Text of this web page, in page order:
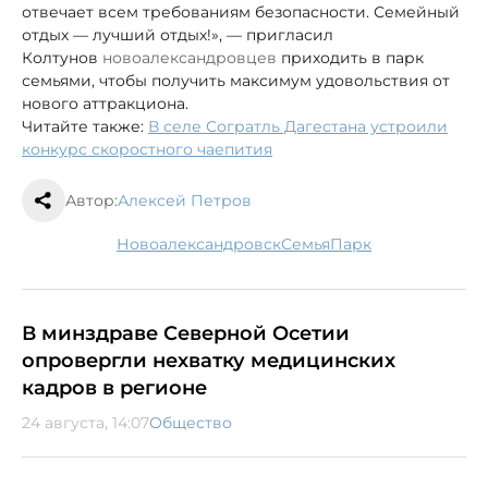
отвечает всем требованиям безопасности. Семейный
отдых — лучший отдых!», — пригласил
Колтунов новоалександровцев приходить в парк
семьями, чтобы получить максимум удовольствия от
нового аттракциона.
Читайте также: В селе Согратль Дагестана устроили
конкурс скоростного чаепития
Автор:Алексей Петров
Новоалександровск семья парк
В минздраве Северной Осетии
опровергли нехватку медицинских
кадров в регионе
24 августа, 14:07Общество